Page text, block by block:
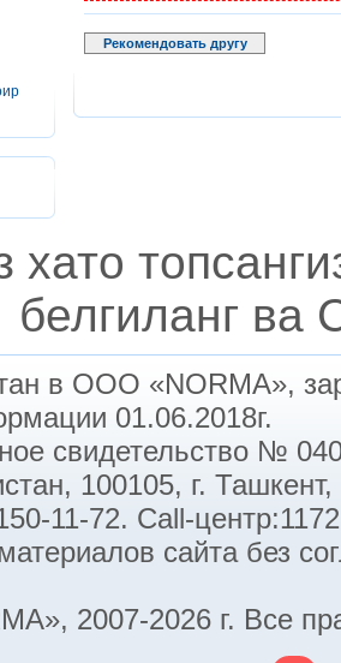
Рекомендовать другу
хато
белгиланг ва
в ООО «NORMA»,
01.06.2018г.
свидетельство №
100105, г.
11-72. Call-
сайта без
2007-2026 г. Все